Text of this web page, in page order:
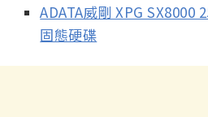
ADATA威剛 XPG SX8000
固態硬碟